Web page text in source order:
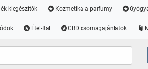
kiegészítők Kozmetika a parfumy
Étel-Ital CBD csomagajánlatok